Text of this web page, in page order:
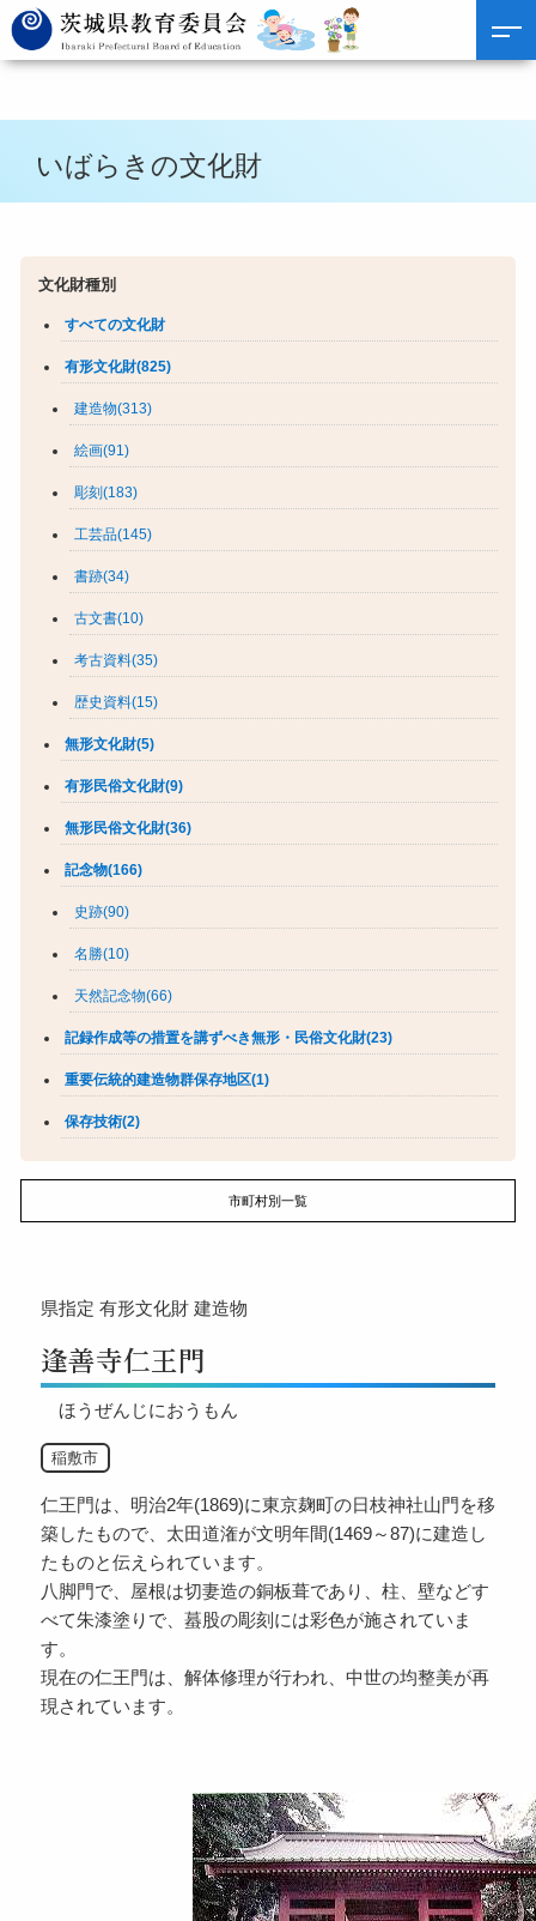
いばらきの文化財
文化財種別
すべての文化財
有形文化財(825)
建造物(313)
絵画(91)
彫刻(183)
工芸品(145)
書跡(34)
古文書(10)
考古資料(35)
歴史資料(15)
無形文化財(5)
有形民俗文化財(9)
無形民俗文化財(36)
記念物(166)
史跡(90)
名勝(10)
天然記念物(66)
記録作成等の措置を講ずべき無形・民俗文化財(23)
重要伝統的建造物群保存地区(1)
保存技術(2)
市町村別一覧
県指定 有形文化財 建造物
逢善寺仁王門
ほうぜんじにおうもん
稲敷市
仁王門は、明治2年(1869)に東京麹町の日枝神社山門を移
築したもので、太田道潅が文明年間(1469～87)に建造し
たものと伝えられています。
八脚門で、屋根は切妻造の銅板葺であり、柱、壁などす
べて朱漆塗りで、蟇股の彫刻には彩色が施されていま
す。
現在の仁王門は、解体修理が行われ、中世の均整美が再
現されています。